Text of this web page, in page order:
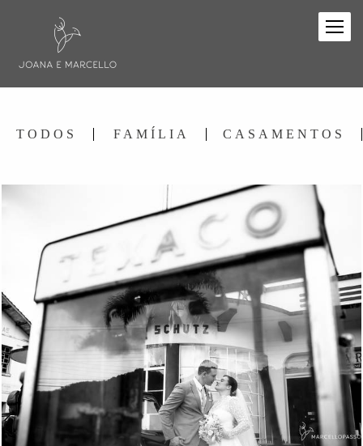
TODOS FAMÍLIA CASAMENTOS
659 7